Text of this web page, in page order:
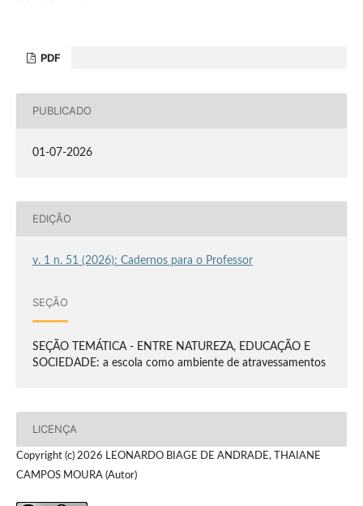
PDF
PUBLICADO
01-07-2026
EDIÇÃO
v. 1 n. 51 (2026): Cadernos para o Professor
SEÇÃO
SEÇÃO TEMÁTICA - ENTRE NATUREZA, EDUCAÇÃO E
SOCIEDADE: a escola como ambiente de atravessamentos
LICENÇA
Copyright (c) 2026 LEONARDO BIAGE DE ANDRADE, THAIANE
CAMPOS MOURA (Autor)